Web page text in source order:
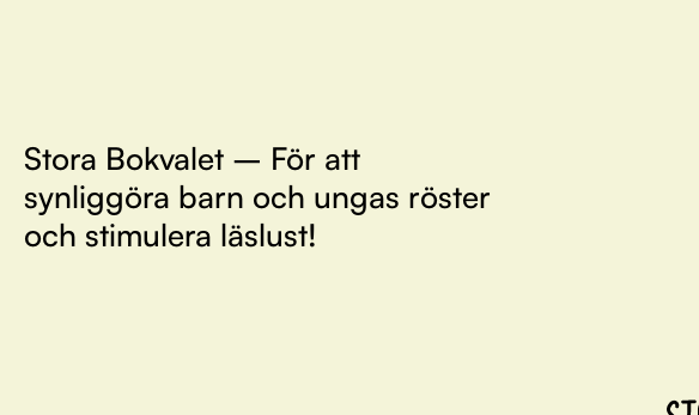
Stora Bokvalet – För att
synliggöra barn och ungas röster
och stimulera läslust!